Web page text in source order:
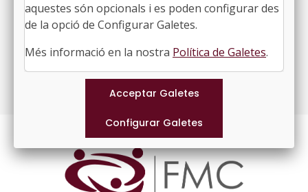
Àrea d'Ocupació
aquestes són opcionals i es poden configurar des
de la opció de Configurar Galetes.
Més informació en la nostra Política de Galetes.